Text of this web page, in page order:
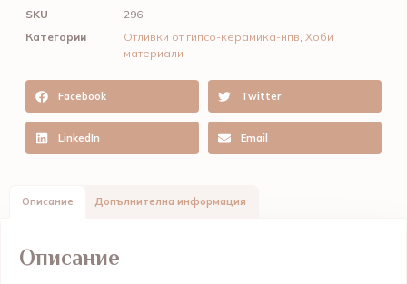
SKU
296
Категории
Отливки от гипсо-керамика-нпв, Хоби
материали
Facebook Twitter
LinkedIn Email
Описание Допълнителна информация
Описание